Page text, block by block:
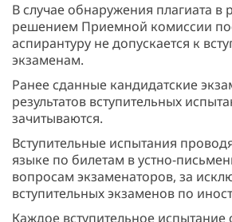
В случае обнаружения плагиата в
решением Приемной комиссии
аспирантуру не допускается к
экзаменам.
Ранее сданные кандидатские
результатов вступительных
зачитываются.
Вступительные испытания
языке по билетам в устно-
вопросам экзаменаторов, за
вступительных экзаменов по
Каждое вступительное испытание